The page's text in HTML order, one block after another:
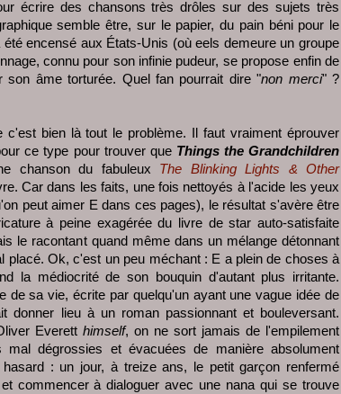
écrire des chansons très drôles sur des sujets très
semble être, sur le papier, du pain béni pour le
encensé aux États-Unis (où eels demeure un groupe
connu pour son infinie pudeur, se propose enfin de
son âme torturée. Quel fan pourrait dire "non merci" ?
c'est bien là tout le problème. Il faut vraiment éprouver
ce type pour trouver que Things the Grandchildren
chanson du fabuleux The Blinking Lights & Other
Car dans les faits, une fois nettoyés à l'acide les yeux
peut aimer E dans ces pages), le résultat s'avère être
à peine exagérée du livre de star auto-satisfaite
le racontant quand même dans un mélange détonnant
placé. Ok, c'est un peu méchant : E a plein de choses à
la médiocrité de son bouquin d'autant plus irritante.
de sa vie, écrite par quelqu'un ayant une vague idée de
donner lieu à un roman passionnant et bouleversant.
Everett himself, on ne sort jamais de l'empilement
mal dégrossies et évacuées de manière absolument
: un jour, à treize ans, le petit garçon renfermé
commencer à dialoguer avec une nana qui se trouve